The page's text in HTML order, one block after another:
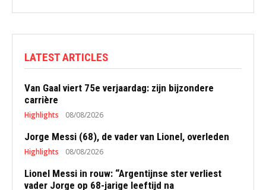
LATEST ARTICLES
Van Gaal viert 75e verjaardag: zijn bijzondere
carrière
Highlights 08/08/2026
Jorge Messi (68), de vader van Lionel, overleden
Highlights 08/08/2026
Lionel Messi in rouw: “Argentijnse ster verliest
vader Jorge op 68-jarige leeftijd na